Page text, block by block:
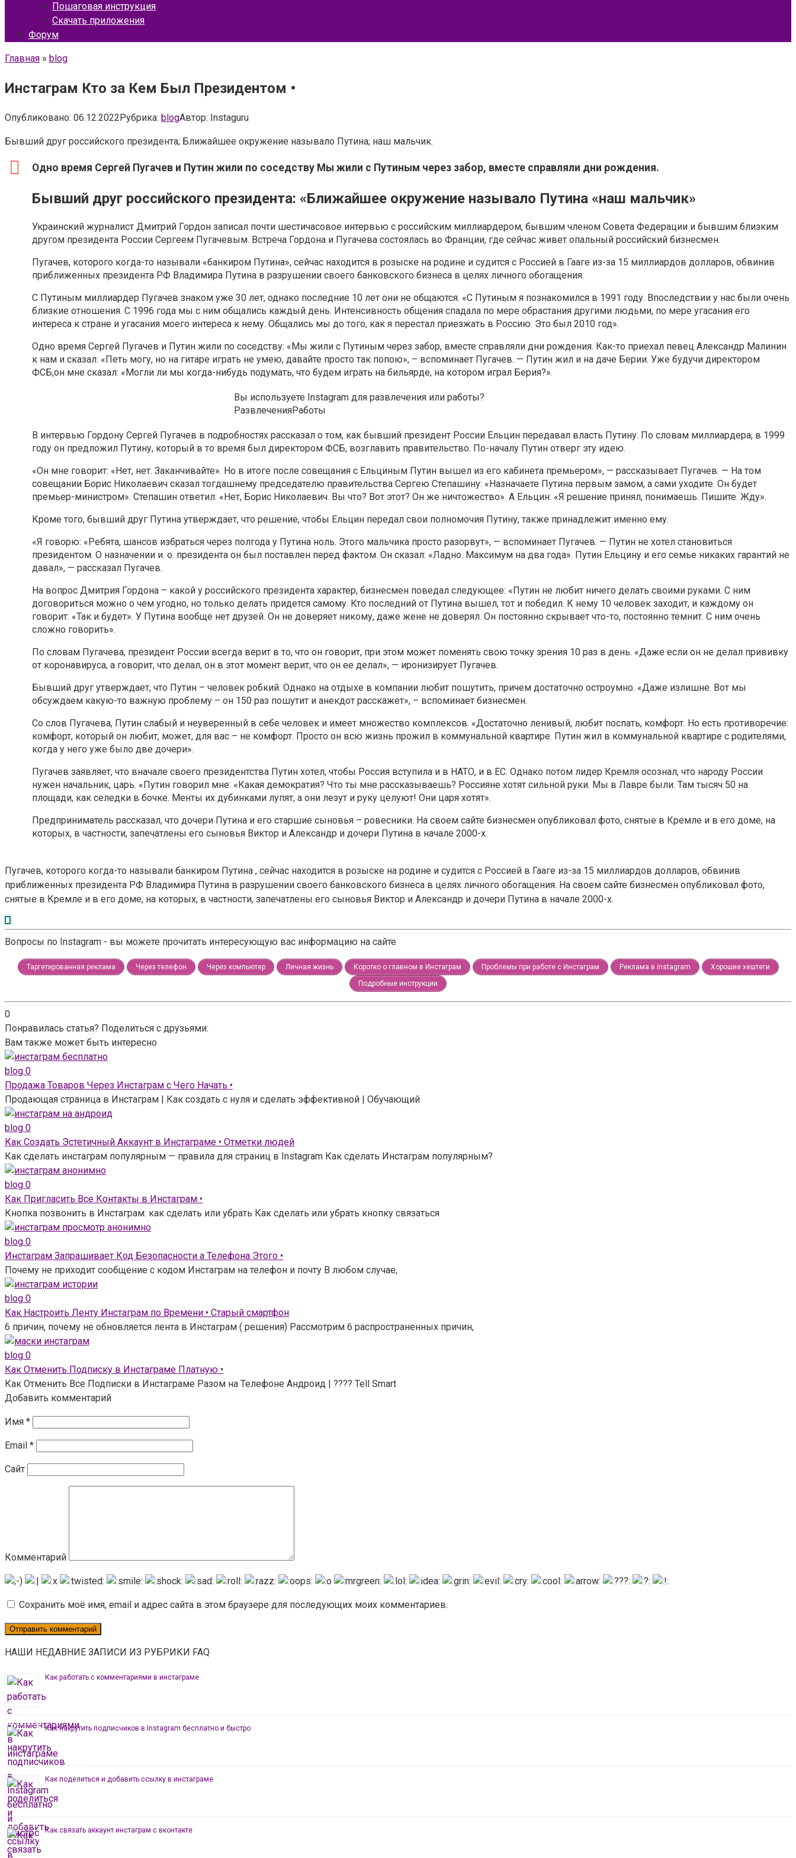
Пошаговая инструкция
Скачать приложения
Форум
Главная » blog
Инстаграм Кто за Кем Был Президентом •
Опубликовано: 06.12.2022Рубрика: blogАвтор: Instaguru
Бывший друг российского президента; Ближайшее окружение называло Путина; наш мальчик.
Одно время Сергей Пугачев и Путин жили по соседству Мы жили с Путиным через забор, вместе справляли дни рождения.
Бывший друг российского президента: «Ближайшее окружение называло Путина «наш мальчик»
Украинский журналист Дмитрий Гордон записал почти шестичасовое интервью с российским миллиардером, бывшим членом Совета Федерации и бывшим близким
другом президента России Сергеем Пугачевым. Встреча Гордона и Пугачева состоялась во Франции, где сейчас живет опальный российский бизнесмен.
Пугачев, которого когда-то называли «банкиром Путина», сейчас находится в розыске на родине и судится с Россией в Гааге из-за 15 миллиардов долларов, обвинив
приближенных президента РФ Владимира Путина в разрушении своего банковского бизнеса в целях личного обогащения.
С Путиным миллиардер Пугачев знаком уже 30 лет, однако последние 10 лет они не общаются. «С Путиным я познакомился в 1991 году. Впоследствии у нас были очень
близкие отношения. С 1996 года мы с ним общались каждый день. Интенсивность общения спадала по мере обрастания другими людьми, по мере угасания его
интереса к стране и угасания моего интереса к нему. Общались мы до того, как я перестал приезжать в Россию. Это был 2010 год».
Одно время Сергей Пугачев и Путин жили по соседству: «Мы жили с Путиным через забор, вместе справляли дни рождения. Как-то приехал певец Александр Малинин
к нам и сказал: «Петь могу, но на гитаре играть не умею, давайте просто так попою», – вспоминает Пугачев. — Путин жил и на даче Берии. Уже будучи директором
ФСБ,он мне сказал: «Могли ли мы когда-нибудь подумать, что будем играть на бильярде, на котором играл Берия?».
Вы используете Instagram для развлечения или работы?
РазвлеченияРаботы
В интервью Гордону Сергей Пугачев в подробностях рассказал о том, как бывший президент России Ельцин передавал власть Путину. По словам миллиардера, в 1999
году он предложил Путину, который в то время был директором ФСБ, возглавить правительство. По-началу Путин отверг эту идею.
«Он мне говорит: «Нет, нет. Заканчивайте». Но в итоге после совещания с Ельциным Путин вышел из его кабинета премьером», — рассказывает Пугачев. — На том
совещании Борис Николаевич сказал тогдашнему председателю правительства Сергею Степашину: «Назначаете Путина первым замом, а сами уходите. Он будет
премьер-министром». Степашин ответил: «Нет, Борис Николаевич. Вы что? Вот этот? Он же ничтожество». А Ельцин: «Я решение принял, понимаешь. Пишите. Жду».
Кроме того, бывший друг Путина утверждает, что решение, чтобы Ельцин передал свои полномочия Путину, также принадлежит именно ему.
«Я говорю: «Ребята, шансов избраться через полгода у Путина ноль. Этого мальчика просто разорвут», — вспоминает Пугачев. — Путин не хотел становиться
президентом. О назначении и. о. президента он был поставлен перед фактом. Он сказал: «Ладно. Максимум на два года». Путин Ельцину и его семье никаких гарантий не
давал», — рассказал Пугачев.
На вопрос Дмитрия Гордона – какой у российского президента характер, бизнесмен поведал следующее: «Путин не любит ничего делать своими руками. С ним
договориться можно о чем угодно, но только делать придется самому. Кто последний от Путина вышел, тот и победил. К нему 10 человек заходит, и каждому он
говорит: «Так и будет». У Путина вообще нет друзей. Он не доверяет никому, даже жене не доверял. Он постоянно скрывает что-то, постоянно темнит. С ним очень
сложно говорить».
По словам Пугачева, президент России всегда верит в то, что он говорит, при этом может поменять свою точку зрения 10 раз в день. «Даже если он не делал прививку
от коронавируса, а говорит, что делал, он в этот момент верит, что он ее делал», — иронизирует Пугачев.
Бывший друг утверждает, что Путин – человек робкий. Однако на отдыхе в компании любит пошутить, причем достаточно остроумно. «Даже излишне. Вот мы
обсуждаем какую-то важную проблему – он 150 раз пошутит и анекдот расскажет», – вспоминает бизнесмен.
Со слов Пугачева, Путин слабый и неуверенный в себе человек и имеет множество комплексов. «Достаточно ленивый, любит поспать, комфорт. Но есть противоречие:
комфорт, который он любит, может, для вас – не комфорт. Просто он всю жизнь прожил в коммунальной квартире. Путин жил в коммунальной квартире с родителями,
когда у него уже было две дочери».
Пугачев заявляет, что вначале своего президентства Путин хотел, чтобы Россия вступила и в НАТО, и в ЕС. Однако потом лидер Кремля осознал, что народу России
нужен начальник, царь. «Путин говорил мне: «Какая демократия? Что ты мне рассказываешь? Россияне хотят сильной руки. Мы в Лавре были. Там тысяч 50 на
площади, как селедки в бочке. Менты их дубинками лупят, а они лезут и руку целуют! Они царя хотят».
Предприниматель рассказал, что дочери Путина и его старшие сыновья – ровесники. На своем сайте бизнесмен опубликовал фото, снятые в Кремле и в его доме, на
которых, в частности, запечатлены его сыновья Виктор и Александр и дочери Путина в начале 2000-х.
Пугачев, которого когда-то называли банкиром Путина , сейчас находится в розыске на родине и судится с Россией в Гааге из-за 15 миллиардов долларов, обвинив
приближенных президента РФ Владимира Путина в разрушении своего банковского бизнеса в целях личного обогащения. На своем сайте бизнесмен опубликовал фото,
снятые в Кремле и в его доме, на которых, в частности, запечатлены его сыновья Виктор и Александр и дочери Путина в начале 2000-х.
Вопросы по Instagram - вы можете прочитать интересующую вас информацию на сайте
Таргетированная реклама Через телефон Через компьютер Личная жизнь Коротко о главном в Инстаграм Проблемы при работе с Инстаграм Реклама в instagram
Хорошие хештеги
Подробные инструкции
0
Понравилась статья? Поделиться с друзьями:
Вам также может быть интересно
blog 0
Продажа Товаров Через Инстаграм с Чего Начать •
Продающая страница в Инстаграм | Как создать с нуля и сделать эффективной | Обучающий
blog 0
Как Создать Эстетичный Аккаунт в Инстаграме • Отметки людей
Как сделать инстаграм популярным — правила для страниц в Instagram Как сделать Инстаграм популярным?
blog 0
Как Пригласить Все Контакты в Инстаграм •
Кнопка позвонить в Инстаграм: как сделать или убрать Как сделать или убрать кнопку связаться
blog 0
Инстаграм Запрашивает Код Безопасности а Телефона Этого •
Почему не приходит сообщение с кодом Инстаграм на телефон и почту В любом случае,
blog 0
Как Настроить Ленту Инстаграм по Времени • Старый смартфон
6 причин, почему не обновляется лента в Инстаграм ( решения) Рассмотрим 6 распространенных причин,
blog 0
Как Отменить Подписку в Инстаграме Платную •
Как Отменить Все Подписки в Инстаграме Разом на Телефоне Андроид | ???? Tell Smart
Добавить комментарий
Имя *
Email *
Сайт
Комментарий
Сохранить моё имя, email и адрес сайта в этом браузере для последующих моих комментариев.
НАШИ НЕДАВНИЕ ЗАПИСИ ИЗ РУБРИКИ FAQ
Как работать с комментариями в инстаграме
Как накрутить подписчиков в Instagram бесплатно и быстро
Как поделиться и добавить ссылку в инстаграме
Как связать аккаунт инстаграм с вконтакте